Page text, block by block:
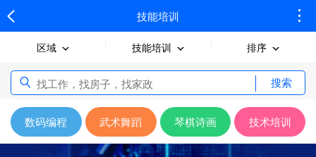
技能培训
区域 技能培训 排序
搜索
数码编程 武术舞蹈 琴棋诗画 技术培训